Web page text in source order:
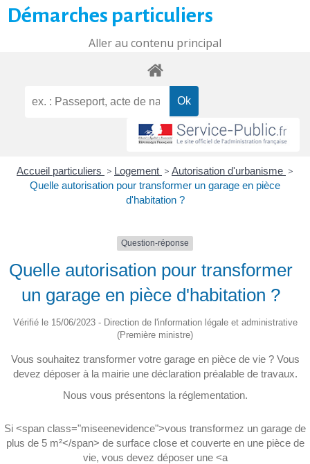
Démarches particuliers
Aller au contenu principal
Accueil particuliers > Logement > Autorisation d'urbanisme >
Quelle autorisation pour transformer un garage en pièce
d'habitation ?
Question-réponse
Quelle autorisation pour transformer
un garage en pièce d'habitation ?
Vérifié le 15/06/2023 - Direction de l'information légale et administrative
(Première ministre)
Vous souhaitez transformer votre garage en pièce de vie ? Vous
devez déposer à la mairie une déclaration préalable de travaux.
Nous vous présentons la réglementation.
Si <span class="miseenevidence">vous transformez un garage de
plus de 5 m²</span> de surface close et couverte en une pièce de
vie, vous devez déposer une <a